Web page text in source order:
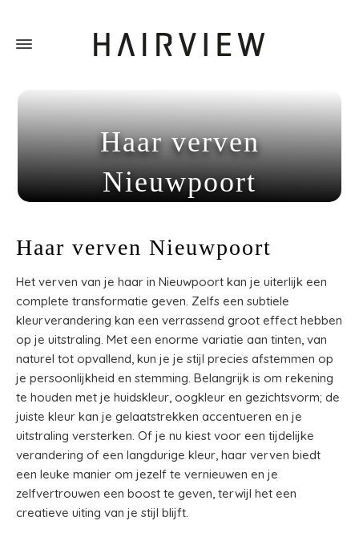
Haar verven
Nieuwpoort
Haar verven Nieuwpoort
Het verven van je haar in Nieuwpoort kan je uiterlijk een
complete transformatie geven. Zelfs een subtiele
kleurverandering kan een verrassend groot effect hebben
op je uitstraling. Met een enorme variatie aan tinten, van
naturel tot opvallend, kun je je stijl precies afstemmen op
je persoonlijkheid en stemming. Belangrijk is om rekening
te houden met je huidskleur, oogkleur en gezichtsvorm; de
juiste kleur kan je gelaatstrekken accentueren en je
uitstraling versterken. Of je nu kiest voor een tijdelijke
verandering of een langdurige kleur, haar verven biedt
een leuke manier om jezelf te vernieuwen en je
zelfvertrouwen een boost te geven, terwijl het een
creatieve uiting van je stijl blijft.